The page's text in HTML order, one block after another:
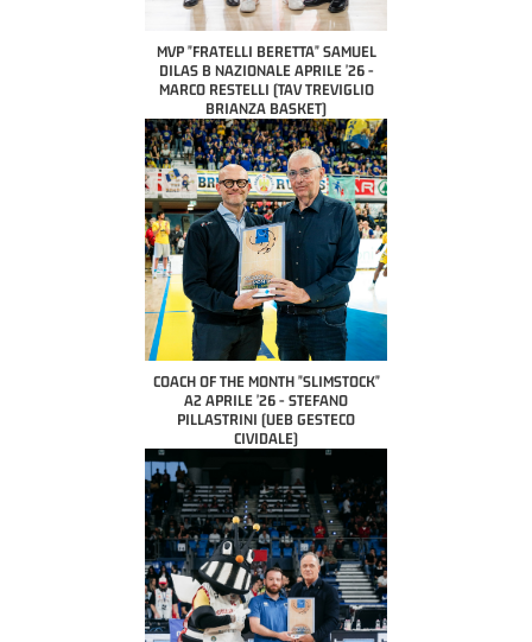
MVP "FRATELLI BERETTA" SAMUEL
DILAS B NAZIONALE APRILE '26 -
MARCO RESTELLI (TAV TREVIGLIO
BRIANZA BASKET)
COACH OF THE MONTH "SLIMSTOCK"
A2 APRILE '26 - STEFANO
PILLASTRINI (UEB GESTECO
CIVIDALE)